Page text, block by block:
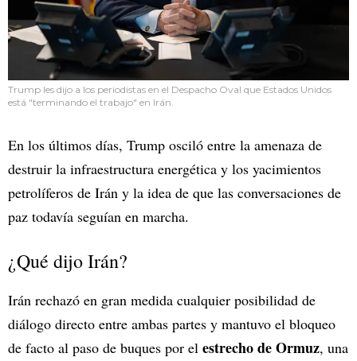
Trump les dijo a los periodistas en el Despacho Oval que Estados Unidos
está "terminando el trabajo" en Irán.
En los últimos días, Trump osciló entre la amenaza de
destruir la infraestructura energética y los yacimientos
petrolíferos de Irán y la idea de que las conversaciones de
paz todavía seguían en marcha.
¿Qué dijo Irán?
Irán rechazó en gran medida cualquier posibilidad de
diálogo directo entre ambas partes y mantuvo el bloqueo
de facto al paso de buques por el estrecho de Ormuz, una